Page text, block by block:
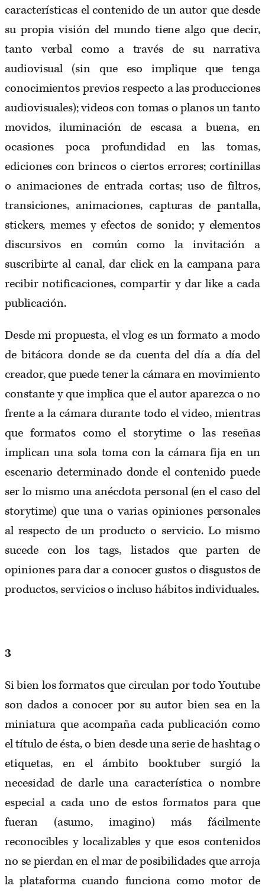
características el contenido de un autor que desde
su propia visión del mundo tiene algo que decir,
tanto verbal como a través de su narrativa
audiovisual (sin que eso implique que tenga
conocimientos previos respecto a las producciones
audiovisuales); videos con tomas o planos un tanto
movidos, iluminación de escasa a buena, en
ocasiones poca profundidad en las tomas,
ediciones con brincos o ciertos errores; cortinillas
o animaciones de entrada cortas; uso de filtros,
transiciones, animaciones, capturas de pantalla,
stickers, memes y efectos de sonido; y elementos
discursivos en común como la invitación a
suscribirte al canal, dar click en la campana para
recibir notificaciones, compartir y dar like a cada
publicación.
Desde mi propuesta, el vlog es un formato a modo
de bitácora donde se da cuenta del día a día del
creador, que puede tener la cámara en movimiento
constante y que implica que el autor aparezca o no
frente a la cámara durante todo el video, mientras
que formatos como el storytime o las reseñas
implican una sola toma con la cámara fija en un
escenario determinado donde el contenido puede
ser lo mismo una anécdota personal (en el caso del
storytime) que una o varias opiniones personales
al respecto de un producto o servicio. Lo mismo
sucede con los tags, listados que parten de
opiniones para dar a conocer gustos o disgustos de
productos, servicios o incluso hábitos individuales.
3
Si bien los formatos que circulan por todo Youtube
son dados a conocer por su autor bien sea en la
miniatura que acompaña cada publicación como
el título de ésta, o bien desde una serie de hashtag o
etiquetas, en el ámbito booktuber surgió la
necesidad de darle una característica o nombre
especial a cada uno de estos formatos para que
fueran (asumo, imagino) más fácilmente
reconocibles y localizables y que esos contenidos
no se pierdan en el mar de posibilidades que arroja
la plataforma cuando funciona como motor de